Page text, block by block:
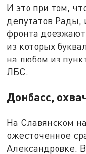
И это при том,
депутатов Рады,
фронта
из которых
на любом из
ЛБС.
Донбасс,
На Славянском
ожесточенное
Александровке.